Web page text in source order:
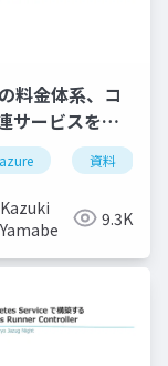
料金体系、コ
サービスを学
azure 資料
Kazuki
Yamabe
9.3K